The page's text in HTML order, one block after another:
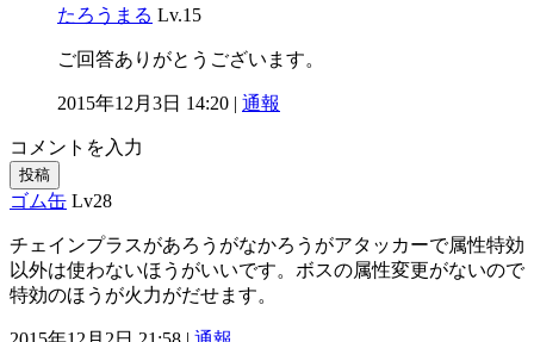
たろうまる Lv.15
ご回答ありがとうございます。
2015年12月3日 14:20 | 通報
コメントを入力
投稿
ゴム缶 Lv28
チェインプラスがあろうがなかろうがアタッカーで属性特効
以外は使わないほうがいいです。ボスの属性変更がないので
特効のほうが火力がだせます。